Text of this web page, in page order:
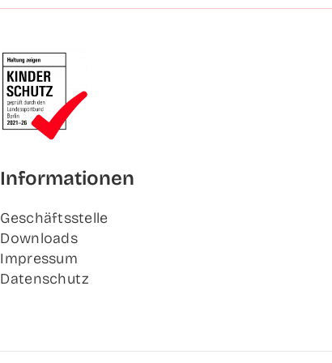
Infor­ma­tio­nen
Geschäfts­stel­le
Down­loads
Impres­sum
Daten­schutz